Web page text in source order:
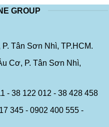
GROUP
Tân Sơn Nhì, TP.HCM.
Cơ, P. Tân Sơn Nhì,
- 38 122 012 - 38 428 458
345 - 0902 400 555 -